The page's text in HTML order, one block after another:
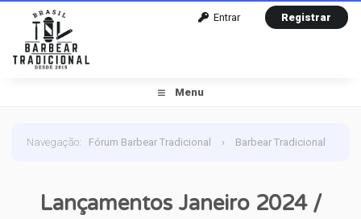
Entrar Registrar
Menu
Navegação: Fórum Barbear Tradicional › Barbear Tradicional
Lançamentos Janeiro 2024 /